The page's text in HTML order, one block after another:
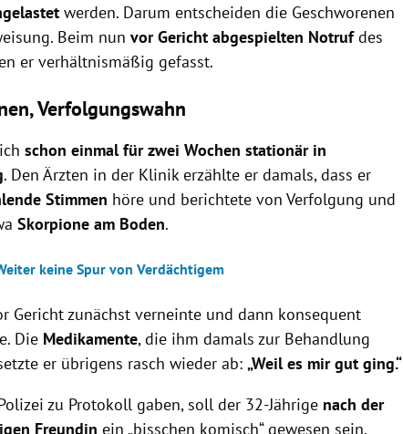
werden. Darum entscheiden die Geschworenen
Beim nun vor Gericht abgespielten Notrufdes
er verhältnismäßig gefasst.
Verfolgungswahn
schon einmal für zwei Wochen stationär in
. Den Ärzten in der Klinik erzählte er damals, dass er
Stimmen höre und berichtete von Verfolgung und
Skorpione am Boden.
keine Spur von Verdächtigem
Gericht zunächst verneinte und dann konsequent
Die Medikamente, die ihm damals zur Behandlung
er übrigens rasch wieder ab:„Weil es mir gut ging.“
zu Protokoll gaben, soll der 32-Jährige nach der
Freundin ein „bisschen komisch“ gewesen sein.